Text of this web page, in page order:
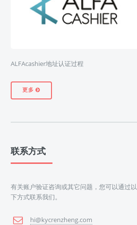
ALFAcashier地址认证过程
更多
联系方式
有关账户验证咨询或其它问题，您可以通过以
下方式联系我们。
hi@kycrenzheng.com